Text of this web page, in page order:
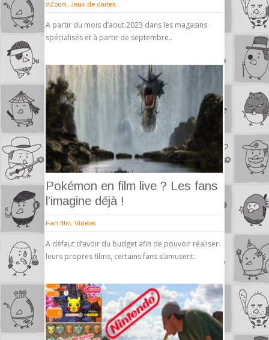
#Zoom Jeux de cartes
A partir du mois d’aout 2023 dans les magasins
spécialisés et à partir de septembre..
Pokémon en film live ? Les fans
l’imagine déjà !
Fan film Vidéos
A défaut d’avoir du budget afin de pouvoir réaliser
leurs propres films, certains fans s’amusent..